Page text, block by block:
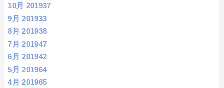
10月 201937
9月 201933
8月 201938
7月 201947
6月 201942
5月 201964
4月 201965